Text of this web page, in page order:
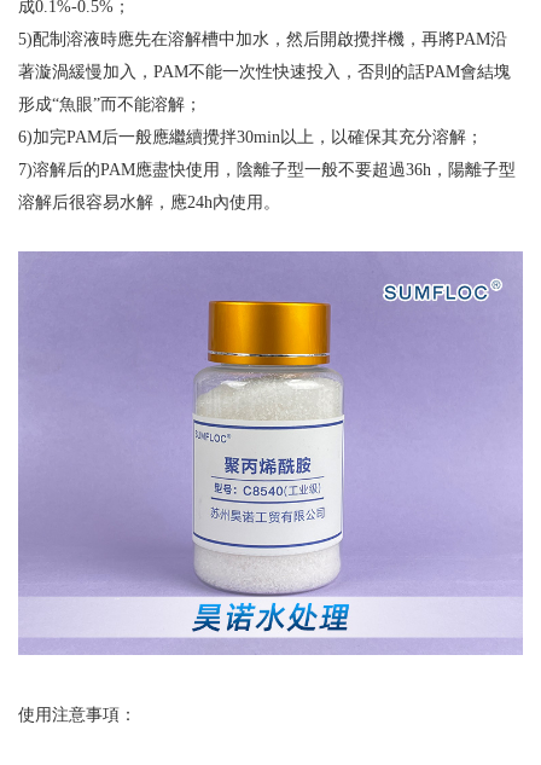
成0.1%-0.5%；
5)配制溶液時應先在溶解槽中加水，然后開啟攪拌機，再將PAM沿
著漩渦緩慢加入，PAM不能一次性快速投入，否則的話PAM會結塊
形成“魚眼”而不能溶解；
6)加完PAM后一般應繼續攪拌30min以上，以確保其充分溶解；
7)溶解后的PAM應盡快使用，陰離子型一般不要超過36h，陽離子型
溶解后很容易水解，應24h內使用。
使用注意事項：